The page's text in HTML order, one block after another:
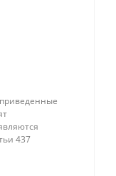
437